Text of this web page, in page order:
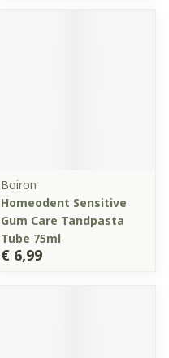
Boiron
Homeodent Sensitive
Gum Care Tandpasta
Tube 75ml
€ 6,99